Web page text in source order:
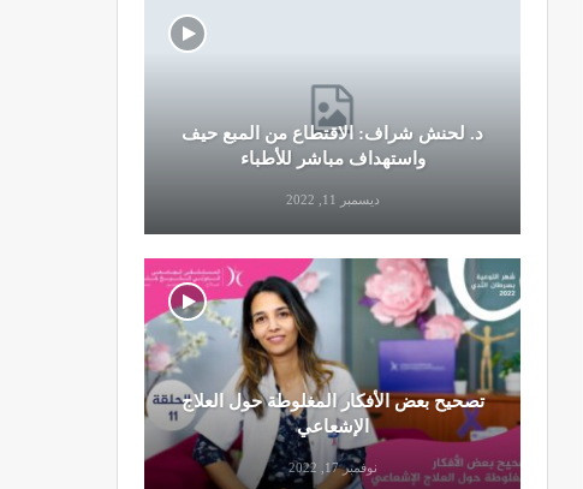
د. لحنش شراف: الاقتطاع من المبع حيف
واستهداف مباشر للأطباء
ديسمبر 11, 2022
تصحيح بعض الأفكار المغلوطة حول العلاج
الإشعاعي
نوفمبر 17, 2022